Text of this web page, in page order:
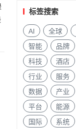
标签搜索
AI 全球
智能
品牌
科技
酒店
行业
服务
数据
产业
平台
能源
国际
系统